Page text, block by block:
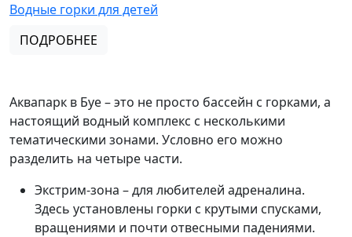
Водные горки для детей
ПОДРОБНЕЕ
Аквапарк в Буе – это не просто бассейн с горками, а
настоящий водный комплекс с несколькими
тематическими зонами. Условно его можно
разделить на четыре части.
Экстрим-зона – для любителей адреналина.
Здесь установлены горки с крутыми спусками,
вращениями и почти отвесными падениями.